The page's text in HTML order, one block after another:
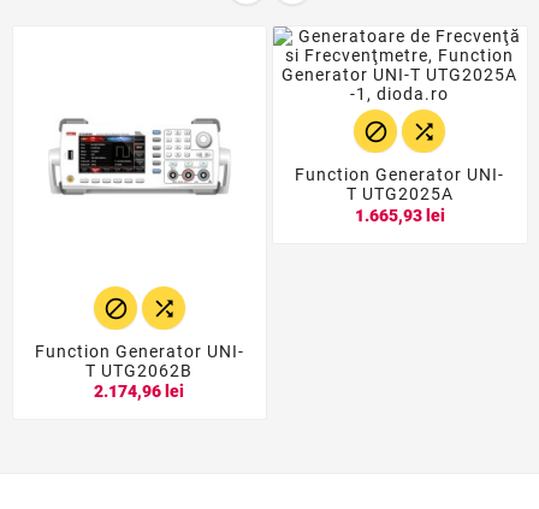
 
Function Generator UNI-
T UTG2062B
2.174,96 lei
 
Function Generator UNI-
T UTG2025A
1.665,93 lei